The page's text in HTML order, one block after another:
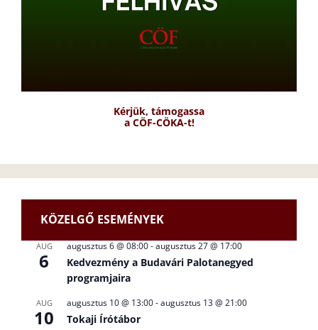
Kérjük, támogassa
a CÖF-CÖKA-t!
KÖZELGŐ ESEMÉNYEK
AUG
6
augusztus 6 @ 08:00-augusztus 27 @ 17:00
Kedvezmény a Budavári Palotanegyed
programjaira
AUG
10
augusztus 10 @ 13:00-augusztus 13 @ 21:00
Tokaji Írótábor